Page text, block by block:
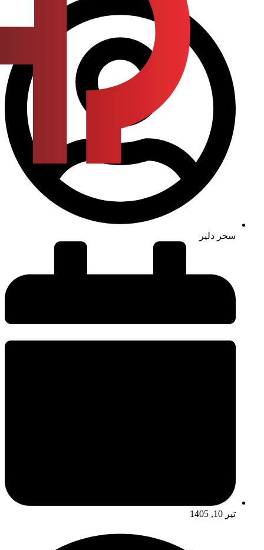
سحر دلیر
تیر 10, 1405